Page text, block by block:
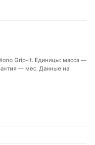
Grip-It. Единицы: масса —
— мес. Данные на